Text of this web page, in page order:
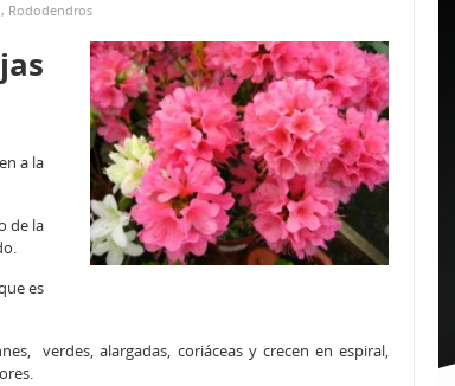
, Rododendros
a la
de la
es
verdes, alargadas, coriáceas y crecen en espiral,